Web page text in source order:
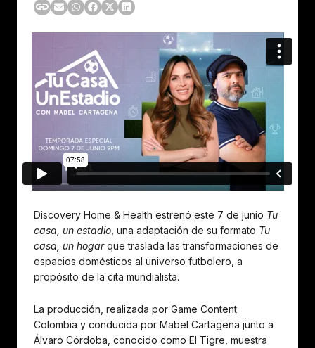
Discovery Home & Health estrenó este 7 de junio Tu
casa, un estadio , una adaptación de su formato Tu
casa, un hogarque traslada las transformaciones de
espacios domésticos al universo futbolero, a
propósito de la cita mundialista.
La producción, realizada por Game Content
Colombia y conducida por Mabel Cartagena junto a
Álvaro Córdoba, conocido como El Tigre, muestra